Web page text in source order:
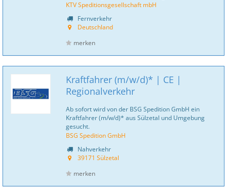
KTV Speditionsgesellschaft mbH
Fernverkehr
Deutschland
merken
Kraftfahrer (m/w/d)* | CE |
Regionalverkehr
Ab sofort wird von der BSG Spedition GmbH ein
Kraftfahrer (m/w/d)* aus Sülzetal und Umgebung
gesucht.
BSG Spedition GmbH
Nahverkehr
39171 Sülzetal
merken